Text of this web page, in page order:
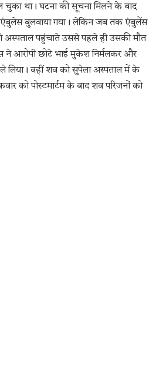
था। घटना की सूचना मिलने के बाद
बुलवाया गया। लेकिन जब तक एंबुलेंस
अस्पताल पहुंचाते उससे पहले ही उसकी मौत
ने आरोपी छोटे भाई मुकेश निर्मलकर और
ले लिया। वहीं शव को सुपेला अस्पताल में के
को पोस्टमार्टम के बाद शव परिजनों को